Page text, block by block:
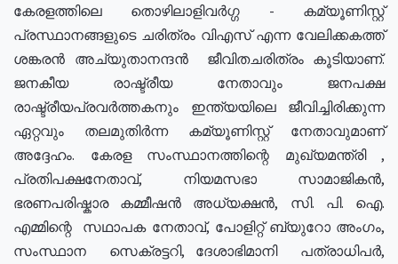
കേരളത്തിലെ തൊഴിലാളിവർഗ്ഗ - കമ്യൂണിസ്റ്റ്
പ്രസ്ഥാനങ്ങളുടെ ചരിത്രം വിഎസ് എന്ന വേലിക്കകത്ത്
ശങ്കരൻ അച്യുതാനന്ദൻ ജീവിതചരിത്രം കൂടിയാണ്.
ജനകീയ രാഷ്ട്രീയ നേതാവും ജനപക്ഷ
രാഷ്ട്രീയപ്രവർത്തകനും ഇന്ത്യയിലെ ജീവിച്ചിരിക്കുന്ന
ഏറ്റവും തലമുതിർന്ന കമ്യൂണിസ്റ്റ് നേതാവുമാണ്
അദ്ദേഹം. കേരള സംസ്ഥാനത്തിന്റെ മുഖ്യമന്ത്രി ,
പ്രതിപക്ഷനേതാവ്, നിയമസഭാ സാമാജികൻ,
ഭരണപരിഷ്കാര കമ്മീഷൻ അധ്യക്ഷൻ, സി. പി. ഐ.
എമ്മിന്റെ സഥാപക നേതാവ്, പോളിറ്റ് ബ്യുറോ അംഗം,
സംസ്ഥാന സെക്രട്ടറി, ദേശാഭിമാനി പത്രാധിപർ,